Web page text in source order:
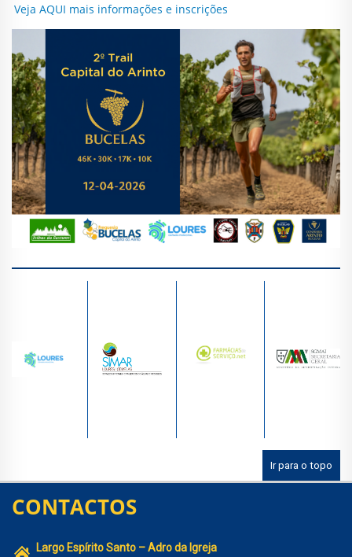
Veja AQUI mais informações e inscrições
Ir para o topo
CONTACTOS
Largo Espírito Santo – Adro da Igreja